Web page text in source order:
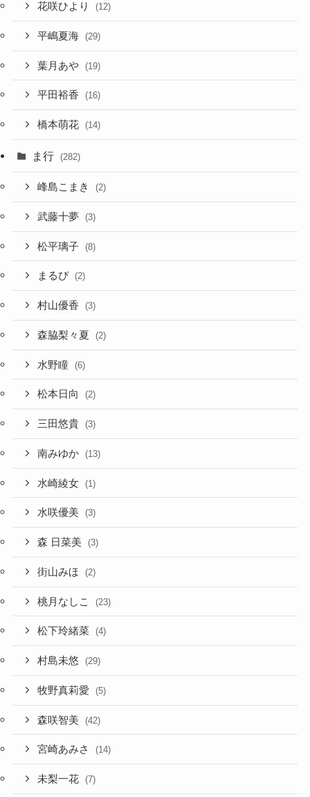
花咲ひより (12)
平嶋夏海 (29)
葉月あや (19)
平田裕香 (16)
橋本萌花 (14)
ま行 (282)
峰島こまき (2)
武藤十夢 (3)
松平璃子 (8)
まるぴ (2)
村山優香 (3)
森脇梨々夏 (2)
水野瞳 (6)
松本日向 (2)
三田悠貴 (3)
南みゆか (13)
水崎綾女 (1)
水咲優美 (3)
森 日菜美 (3)
街山みほ (2)
桃月なしこ (23)
松下玲緒菜 (4)
村島未悠 (29)
牧野真莉愛 (5)
森咲智美 (42)
宮崎あみさ (14)
未梨一花 (7)